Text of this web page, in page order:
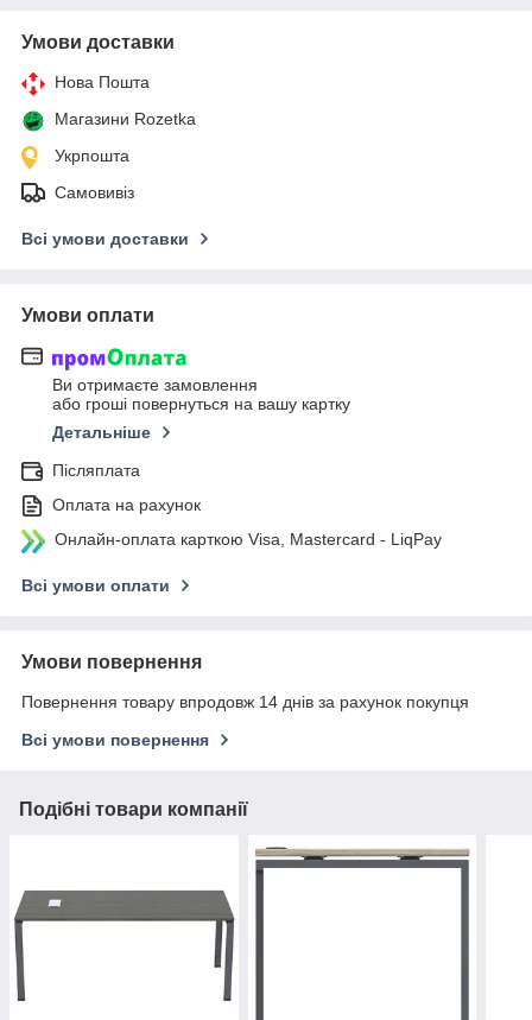
Умови доставки
Нова Пошта
Магазини Rozetka
Укрпошта
Самовивіз
Всі умови доставки
Умови оплати
Ви отримаєте замовлення
або гроші повернуться на вашу картку
Детальніше
Післяплата
Оплата на рахунок
Онлайн-оплата карткою Visa, Mastercard - LiqPay
Всі умови оплати
Умови повернення
Повернення товару впродовж 14 днів за рахунок покупця
Всі умови повернення
Подібні товари компанії